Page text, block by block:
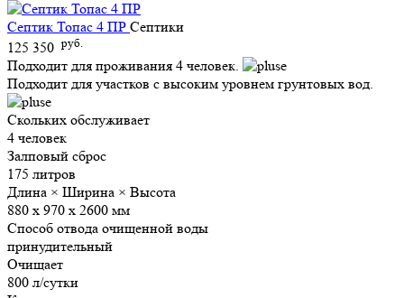
Септик Топас 4 ПР Септики
125 350 руб.
Подходит для проживания 4 человек.
Подходит для участков с высоким уровнем грунтовых вод.
Скольких обслуживает
4 человек
Залповый сброс
175 литров
Длина × Ширина × Высота
880 х 970 х 2600 мм
Способ отвода очищенной воды
принудительный
Очищает
800 л/сутки